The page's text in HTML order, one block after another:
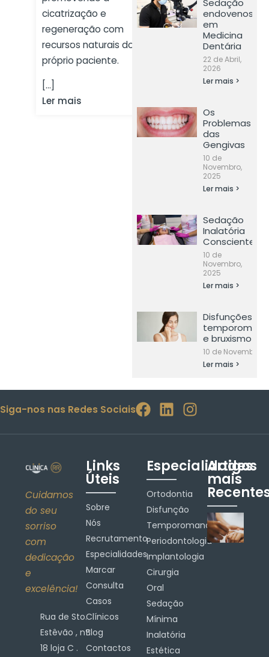
cicatrização e
regeneração com
recursos naturais do
próprio paciente.
[...]
Ler mais
Sedação
endovenosa
em
Medicina
Dentária
22 de Abril,
2026
Ler mais >
Os
Problemas
das
Gengivas
10 de
Novembro,
2025
Ler mais >
Sedação
Inalatória
Consciente
10 de
Novembro,
2025
Ler mais >
Disfunções
e bruxismo
10 de Novembro,
Ler mais >
Siga-nos nas Redes Sociais
Cuidamos
do seu
sorriso
com
dedicação
e
excelência!
Rua de Sto.
Estêvão , nº.
18 loja C .
Links
Úteis
Sobre
Nós
Recrutamento
Especialidades
Marcar
Consulta
Casos
Clínicos
Blog
Contactos
Especialidades
Ortodontia
Disfunção
Temporomandibular
Periodontologia
Implantologia
Cirurgia
Oral
Sedação
Mínima
Inalatória
Estética
Artigos
mais